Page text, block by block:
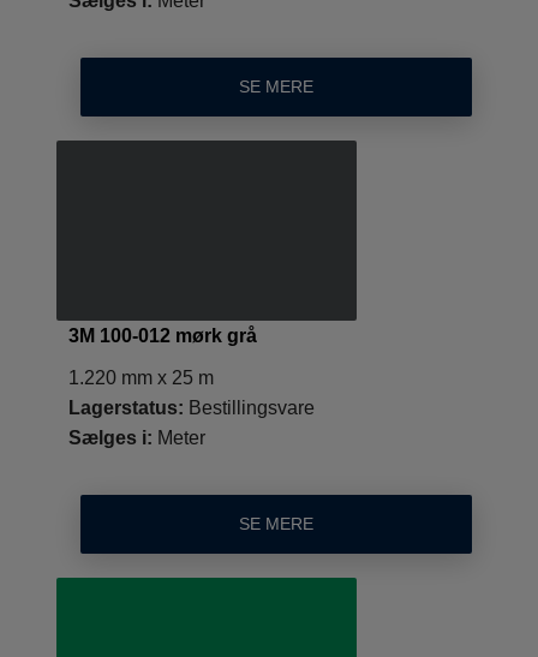
SE MERE
3M 100-012 mørk grå
1.220 mm x 25 m
Lagerstatus: Bestillingsvare
Sælges i: Meter
SE MERE